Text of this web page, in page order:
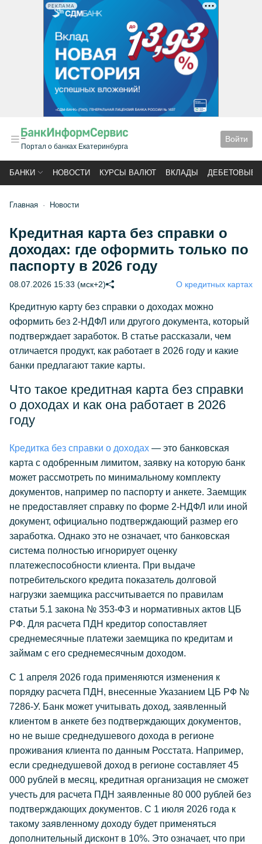
РЕКЛАМА
Портал о банках Екатеринбурга
Войти
БАНКИ НОВОСТИ КУРСЫ ВАЛЮТ ВКЛАДЫ ДЕБЕТОВЫЕ
Главная Новости
Кредитная карта без справки о
доходах: где оформить только по
паспорту в 2026 году
08.07.2026 15:33 (мск+2) О кредитных картах
Кредитную карту без справки о доходах можно
оформить без 2-НДФЛ или другого документа, который
подтверждает заработок. В статье рассказали, чем
отличается продукт, как работает в 2026 году и какие
банки предлагают такие карты.
Что такое кредитная карта без справки
о доходах и как она работает в 2026
году
Кредитка без справки о доходах — это банковская
карта с одобренным лимитом, заявку на которую банк
может рассмотреть по минимальному комплекту
документов, например по паспорту и анкете. Заемщик
не предоставляет справку по форме 2-НДФЛ или иной
документ, официально подтверждающий размер его
заработка. Однако это не означает, что банковская
система полностью игнорирует оценку
платежеспособности клиента. При выдаче
потребительского кредита показатель долговой
нагрузки заемщика рассчитывается по правилам
статьи 5.1 закона № 353-ФЗ и нормативных актов ЦБ
РФ. Для расчета ПДН кредитор сопоставляет
среднемесячные платежи заемщика по кредитам и
займам с его среднемесячным доходом.
С 1 апреля 2026 года применяются изменения к
порядку расчета ПДН, внесенные Указанием ЦБ РФ №
7286-У. Банк может учитывать доход, заявленный
клиентом в анкете без подтверждающих документов,
но не выше среднедушевого дохода в регионе
проживания клиента по данным Росстата. Например,
если среднедушевой доход в регионе составляет 45
000 рублей в месяц, кредитная организация не сможет
учесть для расчета ПДН заявленные 80 000 рублей без
подтверждающих документов. С 1 июля 2026 года к
такому заявленному доходу будет применяться
дополнительный дисконт в 10%. Это означает, что при